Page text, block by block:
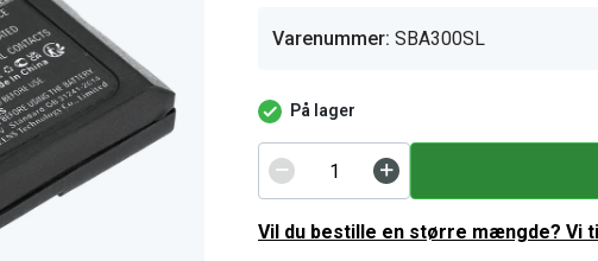
Varenummer: SBA300SL
På lager
Vil du bestille en større mængde? Vi